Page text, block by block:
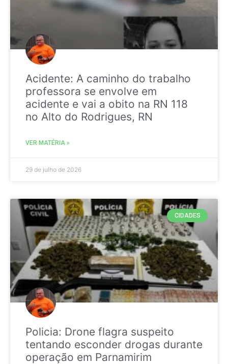
Acidente: A caminho do trabalho
professora se envolve em
acidente e vai a obito na RN 118
no Alto do Rodrigues, RN
VER MATÉRIA »
29 de julho de 2026
CIDADES
Policia: Drone flagra suspeito
tentando esconder drogas durante
operação em Parnamirim